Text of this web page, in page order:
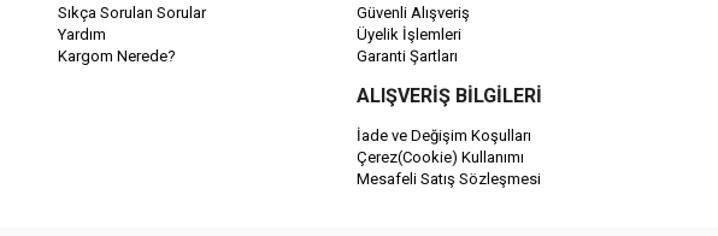
Sıkça Sorulan Sorular
Yardım
Kargom Nerede?
Güvenli Alışveriş
Üyelik İşlemleri
Garanti Şartları
ALIŞVERİŞ BİLGİLERİ
İade ve Değişim Koşulları
Çerez(Cookie) Kullanımı
Mesafeli Satış Sözleşmesi